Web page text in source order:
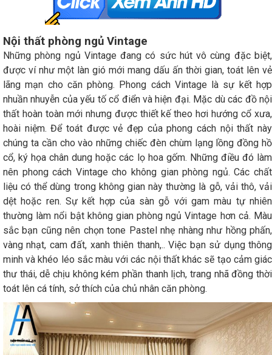
Nội thất phòng ngủ Vintage
Những phòng ngủ Vintage đang có sức hút vô cùng đặc biệt,
được ví như một làn gió mới mang dấu ấn thời gian, toát lên vẻ
lãng mạn cho căn phòng. Phong cách Vintage là sự kết hợp
nhuần nhuyễn của yếu tố cổ điển và hiện đại. Mặc dù các đồ nội
thất hoàn toàn mới nhưng được thiết kế theo hơi hướng cổ xưa,
hoài niệm. Để toát được vẻ đẹp của phong cách nội thất này
chúng ta cần cho vào những chiếc đèn chùm lạng lồng đồng hồ
cổ, ký họa chân dung hoặc các lọ hoa gốm. Những điều đó làm
nên phong cách Vintage cho không gian phòng ngủ. Các chất
liệu có thể dùng trong không gian này thường là gỗ, vải thô, vải
dệt hoặc ren. Sự kết hợp của sàn gỗ với gam màu tự nhiên
thường làm nổi bật không gian phòng ngủ Vintage hơn cả. Màu
sắc bạn cũng nên chọn tone Pastel nhẹ nhàng như hồng phấn,
vàng nhạt, cam đất, xanh thiên thanh,.. Việc bạn sử dụng thông
minh và khéo léo sắc màu với các nội thất khác sẽ tạo cảm giác
thư thái, dễ chịu không kém phần thanh lịch, trang nhã đồng thời
toát lên cá tính, sở thích của chủ nhân căn phòng.